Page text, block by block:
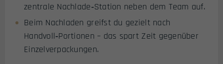
zentrale Nachlade‑Station neben dem Team auf.
Beim Nachladen greifst du gezielt nach
Handvoll‑Portionen – das spart Zeit gegenüber
Einzelverpackungen.